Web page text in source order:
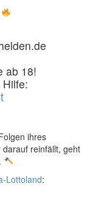
ab 18!
ihres
reinfällt, geht
Lottoland: